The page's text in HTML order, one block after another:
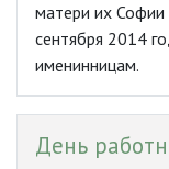
матери их
сентября 2014
именинницам.
День